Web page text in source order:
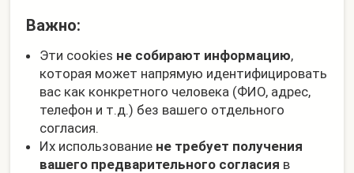
Важно:
Эти cookies не собирают информацию,
которая может напрямую идентифицировать
вас как конкретного человека (ФИО, адрес,
телефон и т.д.) без вашего отдельного
согласия.
Их использование не требует получения
вашего предварительного согласия в